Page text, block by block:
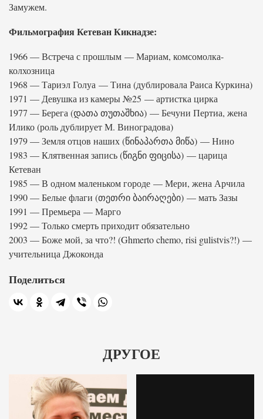
Замужем.
Фильмография Кетеван Кикнадзе:
1966 — Встреча с прошлым — Мариам, комсомолка-
колхозница
1968 — Тариэл Голуа — Тина (дублировала Раиса Куркина)
1971 — Девушка из камеры №25 — артистка цирка
1977 — Берега (დათა თუთაშხია) — Бечуни Пертиа, жена
Илико (роль дублирует М. Виноградова)
1979 — Земля отцов наших (წინაპართა მიწა) — Нино
1983 — Клятвенная запись (წიგნი ფიცისა) — царица
Кетеван
1985 — В одном маленьком городе — Мери, жена Арчила
1990 — Белые флаги (თეთრი ბაირაღები) — мать Зазы
1991 — Премьера — Марго
1992 — Только смерть приходит обязательно
2003 — Боже мой, за что?! (Ghmerto chemo, risi gulistvis?!) —
учительница Джоконда
Поделиться
ДРУГОЕ